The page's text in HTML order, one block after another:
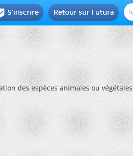
Retour sur Futura
S'inscrire
des espèces animales ou végétales